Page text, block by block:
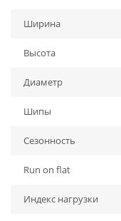
Ширина
Высота
Диаметр
Шипы
Сезонность
Run on flat
Индекс нагрузки